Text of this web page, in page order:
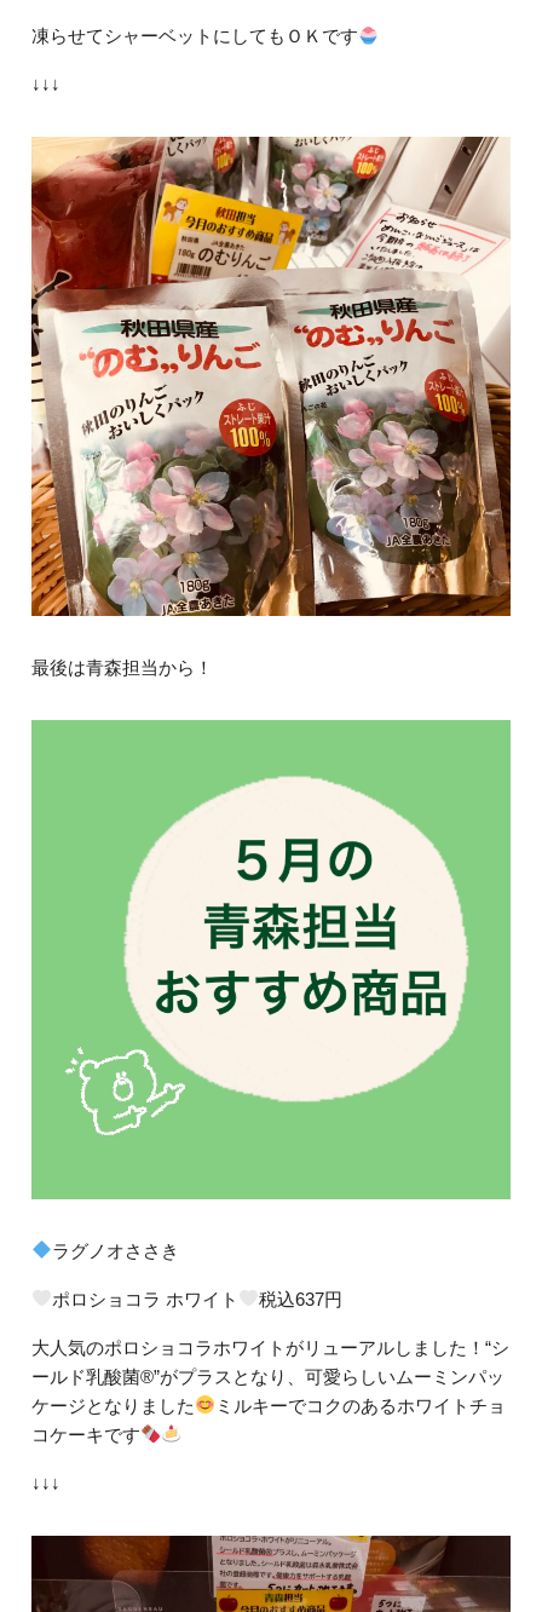
凍らせてシャーベットにしてもＯＫです
↓↓↓
最後は青森担当から！
ラグノオささき
ポロショコラ ホワイト 税込637円
大人気のポロショコラホワイトがリューアルしました！“シ
ールド乳酸菌®︎”がプラスとなり、可愛らしいムーミンパッ
ケージとなりました
ミルキーでコクのあるホワイトチョ
コケーキです
↓↓↓